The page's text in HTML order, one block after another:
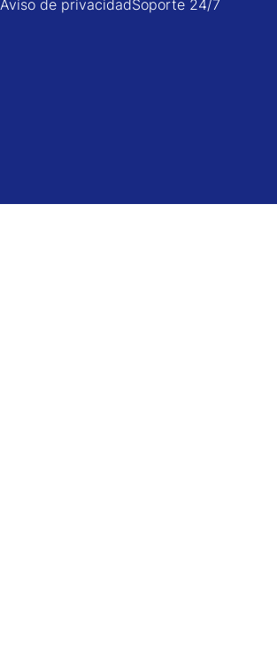
Aviso de privacidadSoporte 24/7